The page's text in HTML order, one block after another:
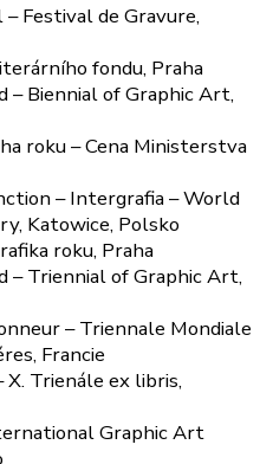
Festival de Gravure,
fondu, Praha
– Biennial of Graphic Art,
roku – Cena Ministerstva
– Intergrafia – World
Katowice, Polsko
roku, Praha
– Triennial of Graphic Art,
– Triennale Mondiale
Francie
X. Trienále ex libris,
Graphic Art